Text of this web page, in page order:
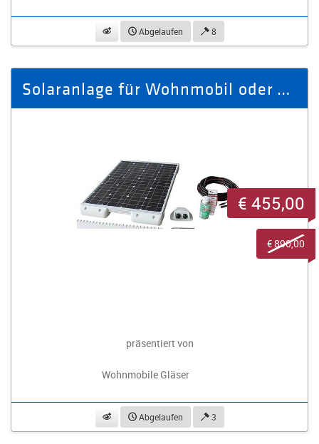
beobachtenAbgelaufen 8
Solaranlage für Wohnmobil oder Caravan: 155W inkl. Regler und Montage
präsentiert von
Wohnmobile Gläser
beobachtenAbgelaufen 3
€ 455,00
€ 890,00